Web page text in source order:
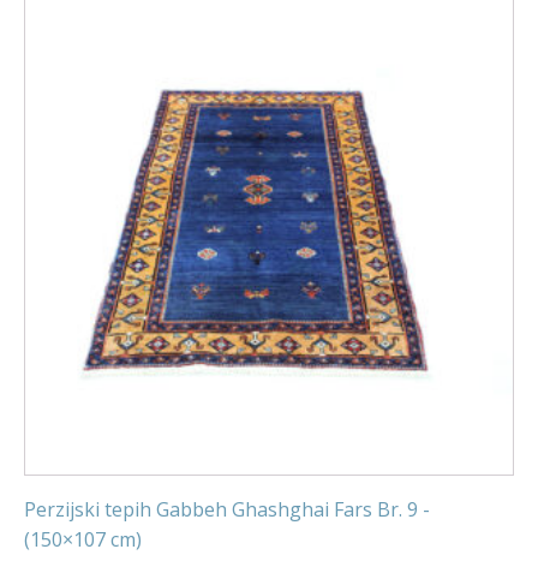
Perzijski tepih Gabbeh Ghashghai Fars Br. 9 -
(150×107 cm)